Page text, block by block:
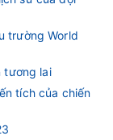
trường World
tương lai
tích của chiến